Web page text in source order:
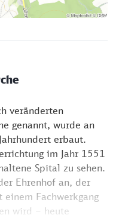
veränderten
genannt, wurde an
erbaut.
im Jahr 1551
Spital zu sehen.
Ehrenhof an, der
Fachwerkgang
wird – heute